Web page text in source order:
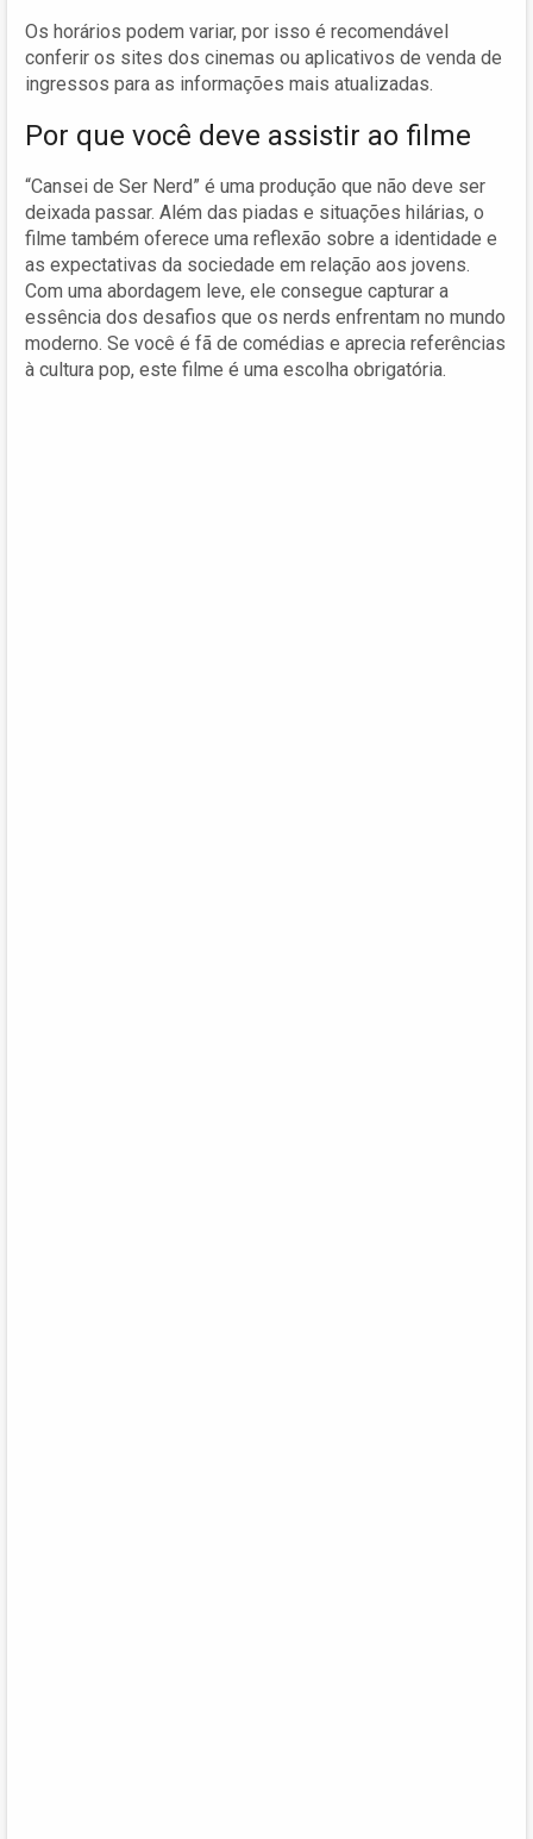
Os horários podem variar, por isso é recomendável
conferir os sites dos cinemas ou aplicativos de venda de
ingressos para as informações mais atualizadas.
Por que você deve assistir ao filme
“Cansei de Ser Nerd” é uma produção que não deve ser
deixada passar. Além das piadas e situações hilárias, o
filme também oferece uma reflexão sobre a identidade e
as expectativas da sociedade em relação aos jovens.
Com uma abordagem leve, ele consegue capturar a
essência dos desafios que os nerds enfrentam no mundo
moderno. Se você é fã de comédias e aprecia referências
à cultura pop, este filme é uma escolha obrigatória.